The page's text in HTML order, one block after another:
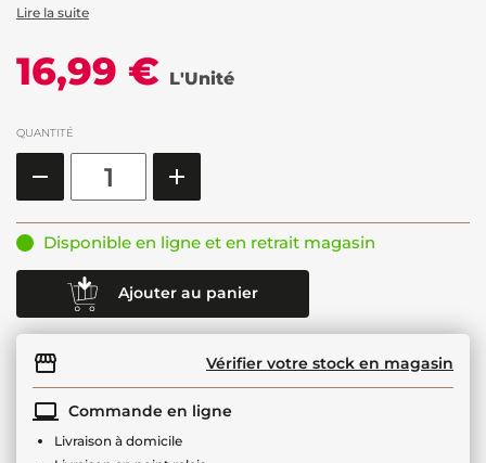
Lire la suite
16,99 € L'Unité
QUANTITÉ
Disponible en ligne et en retrait magasin
Ajouter au panier
Vérifier votre stock en magasin
Commande en ligne
Livraison à domicile